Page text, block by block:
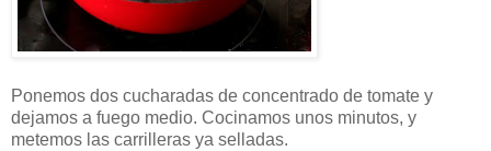
Ponemos dos cucharadas de concentrado de tomate y
dejamos a fuego medio. Cocinamos unos minutos, y
metemos las carrilleras ya selladas.